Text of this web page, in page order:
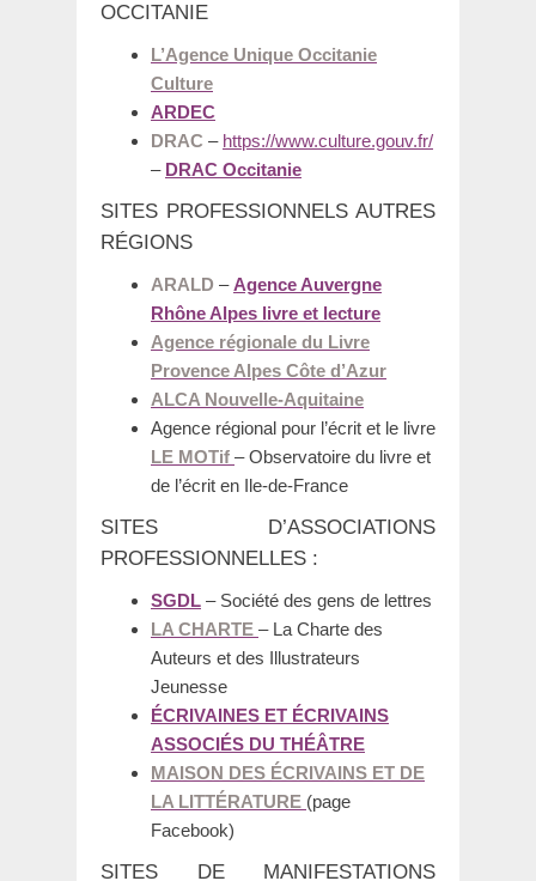
OCCITANIE
L’Agence Unique Occitanie
Culture
ARDEC
DRAC – https://www.culture.gouv.fr/
– DRAC Occitanie
SITES PROFESSIONNELS AUTRES
RÉGIONS
ARALD – Agence Auvergne
Rhône Alpes livre et lecture
Agence régionale du Livre
Provence Alpes Côte d’Azur
ALCA Nouvelle-Aquitaine
Agence régional pour l’écrit et le livre
LE MOTif – Observatoire du livre et
de l’écrit en Ile-de-France
SITES D’ASSOCIATIONS
PROFESSIONNELLES :
SGDL – Société des gens de lettres
LA CHARTE – La Charte des
Auteurs et des Illustrateurs
Jeunesse
ÉCRIVAINES ET ÉCRIVAINS
ASSOCIÉS DU THÉÂTRE
MAISON DES ÉCRIVAINS ET DE
LA LITTÉRATURE (page
Facebook)
SITES DE MANIFESTATIONS